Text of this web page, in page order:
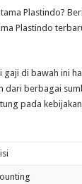
Plastindo?
Plastindo
gaji di bawah ini
dari berbagai
pada